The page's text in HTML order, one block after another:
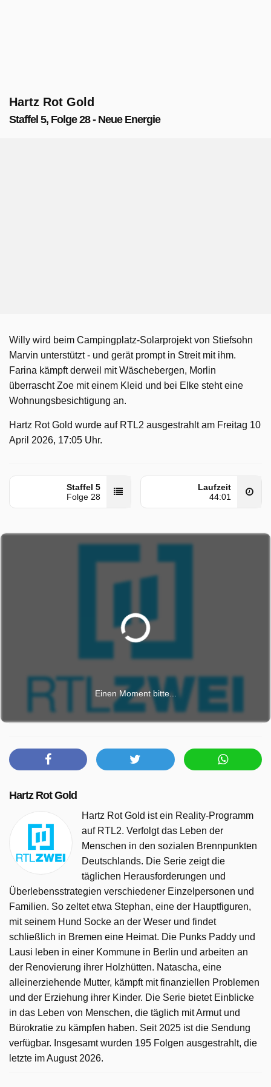
Hartz Rot Gold
Staffel 5, Folge 28 - Neue Energie
Willy wird beim Campingplatz-Solarprojekt von Stiefsohn
Marvin unterstützt - und gerät prompt in Streit mit ihm.
Farina kämpft derweil mit Wäschebergen, Morlin
überrascht Zoe mit einem Kleid und bei Elke steht eine
Wohnungsbesichtigung an.
Hartz Rot Gold wurde auf RTL2 ausgestrahlt am Freitag 10
April 2026, 17:05 Uhr.
Staffel 5
Folge 28
Laufzeit
44:01
Einen Moment bitte...
Hartz Rot Gold
Hartz Rot Gold ist ein Reality-Programm
auf RTL2. Verfolgt das Leben der
Menschen in den sozialen Brennpunkten
Deutschlands. Die Serie zeigt die
täglichen Herausforderungen und
Überlebensstrategien verschiedener Einzelpersonen und
Familien. So zeltet etwa Stephan, eine der Hauptfiguren,
mit seinem Hund Socke an der Weser und findet
schließlich in Bremen eine Heimat. Die Punks Paddy und
Lausi leben in einer Kommune in Berlin und arbeiten an
der Renovierung ihrer Holzhütten. Natascha, eine
alleinerziehende Mutter, kämpft mit finanziellen Problemen
und der Erziehung ihrer Kinder. Die Serie bietet Einblicke
in das Leben von Menschen, die täglich mit Armut und
Bürokratie zu kämpfen haben. Seit 2025 ist die Sendung
verfügbar. Insgesamt wurden 195 Folgen ausgestrahlt, die
letzte im August 2026.